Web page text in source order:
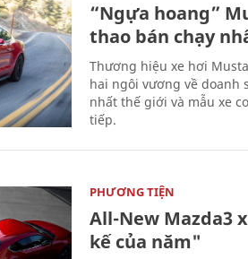
“Ngựa hoang”
thao bán chạy
Thương hiệu xe hơi
hai ngôi vương về doanh
nhất thế giới và mẫu xe
tiếp.
PHƯƠNG TIỆN
All-New Mazda3
kế của năm"